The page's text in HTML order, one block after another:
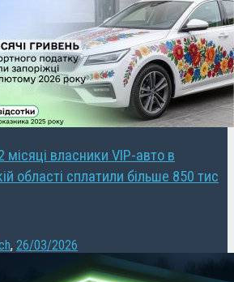
власники VIP-авто в
області сплатили більше 850 тис
, 26/03/2026